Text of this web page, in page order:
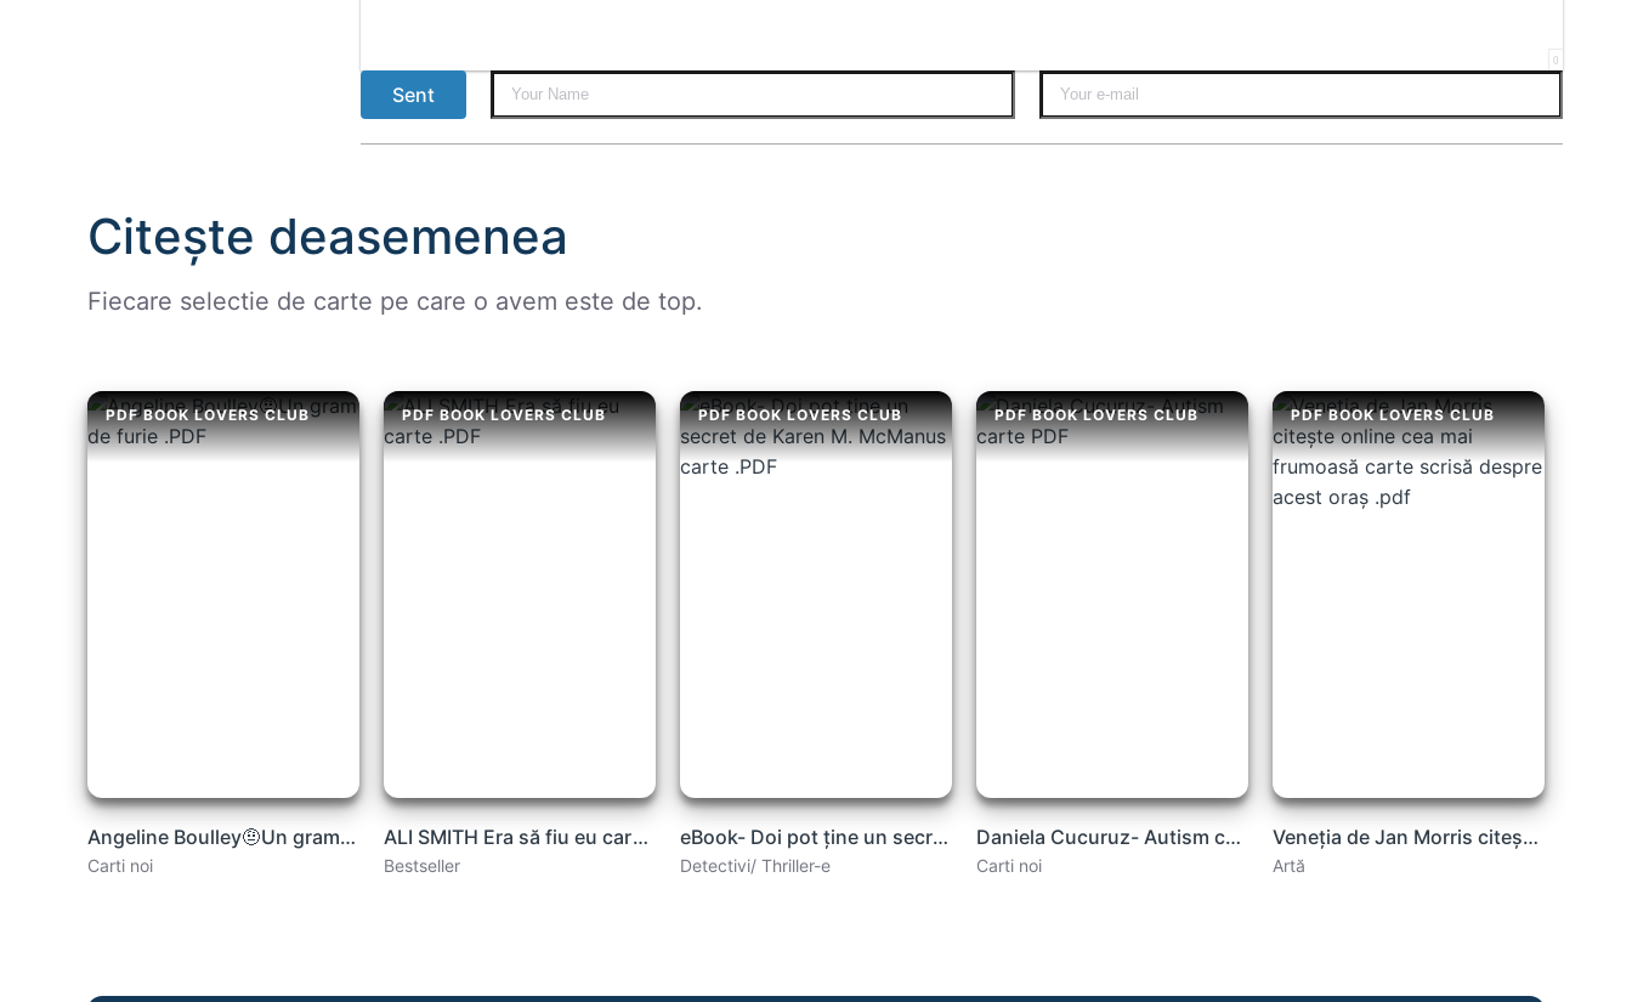
0
Sent
Citește deasemenea
Fiecare selectie de carte pe care o avem este de top.
PDF BOOK LOVERS CLUB
Angeline Boulley🤨Un gram de furie .PDF
Carti noi
PDF BOOK LOVERS CLUB
ALI SMITH Era să fiu eu carte .PDF
Bestseller
PDF BOOK LOVERS CLUB
eBook- Doi pot ține un secret de Karen M. McManus carte .PDF
Detectivi/ Thriller-e
PDF BOOK LOVERS CLUB
Daniela Cucuruz- Autism carte PDF
Carti noi
PDF BOOK LOVERS CLUB
Veneția de Jan Morris citește online cea mai frumoasă carte scrisă despre acest oraș .pdf
Artă